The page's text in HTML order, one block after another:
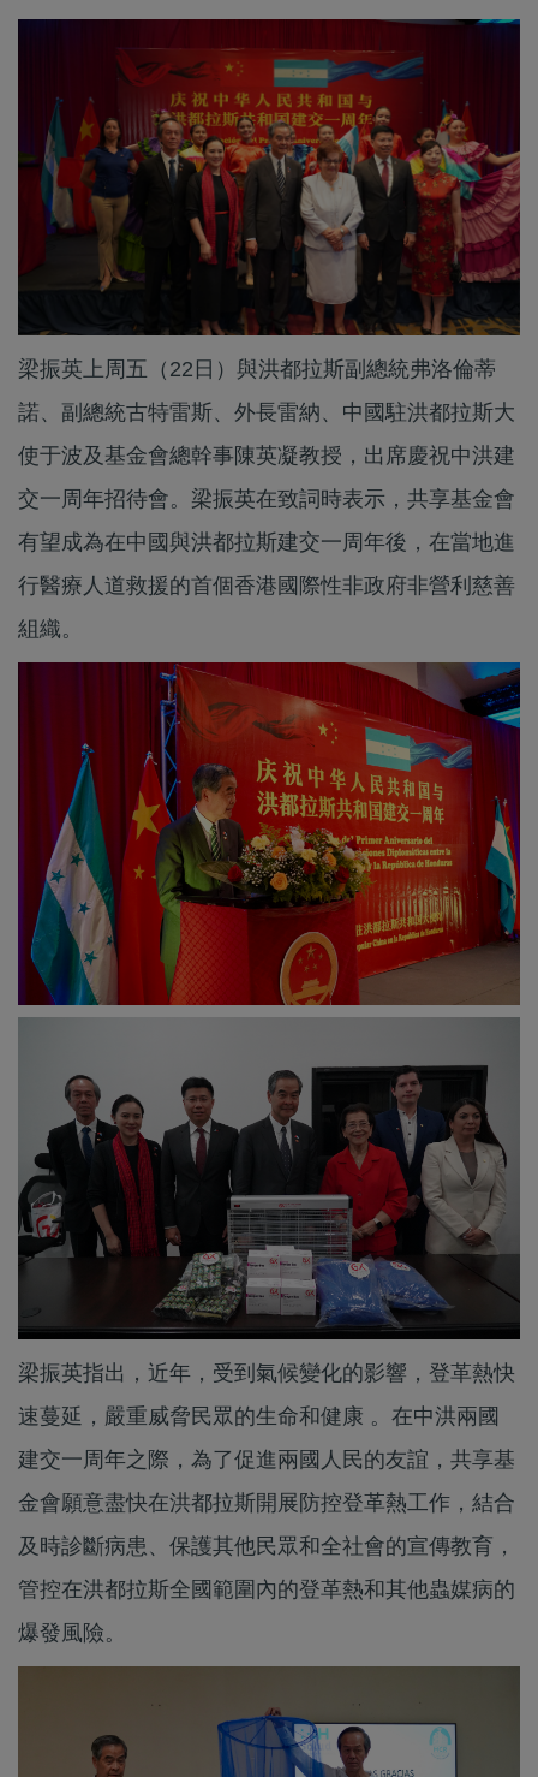
梁振英上周五（22日）與洪都拉斯副總統弗洛倫蒂
諾、副總統古特雷斯、外長雷納、中國駐洪都拉斯大
使于波及基金會總幹事陳英凝教授，出席慶祝中洪建
交一周年招待會。梁振英在致詞時表示，共享基金會
有望成為在中國與洪都拉斯建交一周年後，在當地進
行醫療人道救援的首個香港國際性非政府非營利慈善
組織。
梁振英指出，近年，受到氣候變化的影響，登革熱快
速蔓延，嚴重威脅民眾的生命和健康 。在中洪兩國
建交一周年之際，為了促進兩國人民的友誼，共享基
金會願意盡快在洪都拉斯開展防控登革熱工作，結合
及時診斷病患、保護其他民眾和全社會的宣傳教育，
管控在洪都拉斯全國範圍內的登革熱和其他蟲媒病的
爆發風險。